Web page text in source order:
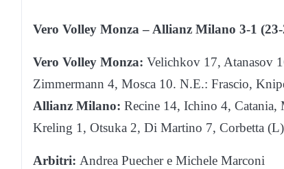
Vero Volley Monza – Allianz Milano 3-1
Vero Volley Monza: Velichkov 17, Atanasov
Zimmermann 4, Mosca 10. N.E.: Frascio,
Allianz Milano: Recine 14, Ichino 4,
Kreling 1, Otsuka 2, Di Martino 7, Corbetta
Arbitri: Andrea Puecher e Michele Marconi